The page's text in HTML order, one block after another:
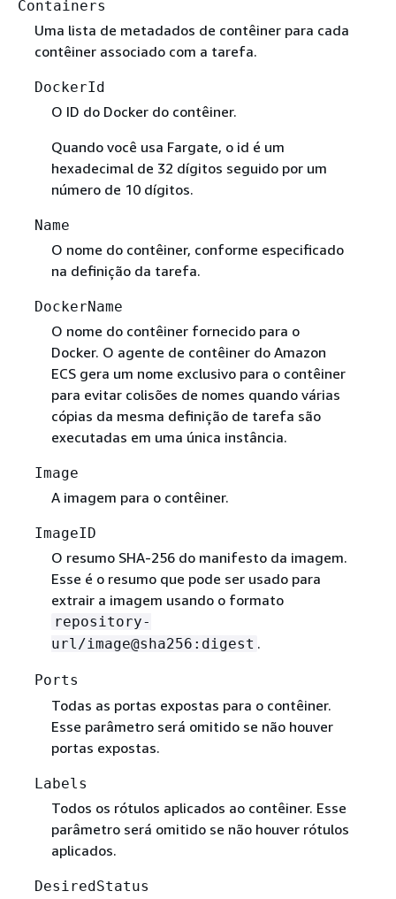
Containers
Uma lista de metadados de contêiner para cada
contêiner associado com a tarefa.
DockerId
O ID do Docker do contêiner.
Quando você usa Fargate, o id é um
hexadecimal de 32 dígitos seguido por um
número de 10 dígitos.
Name
O nome do contêiner, conforme especificado
na definição da tarefa.
DockerName
O nome do contêiner fornecido para o
Docker. O agente de contêiner do Amazon
ECS gera um nome exclusivo para o contêiner
para evitar colisões de nomes quando várias
cópias da mesma definição de tarefa são
executadas em uma única instância.
Image
A imagem para o contêiner.
ImageID
O resumo SHA-256 do manifesto da imagem.
Esse é o resumo que pode ser usado para
extrair a imagem usando o formato
repository-
url/image@sha256:digest .
Ports
Todas as portas expostas para o contêiner.
Esse parâmetro será omitido se não houver
portas expostas.
Labels
Todos os rótulos aplicados ao contêiner. Esse
parâmetro será omitido se não houver rótulos
aplicados.
DesiredStatus